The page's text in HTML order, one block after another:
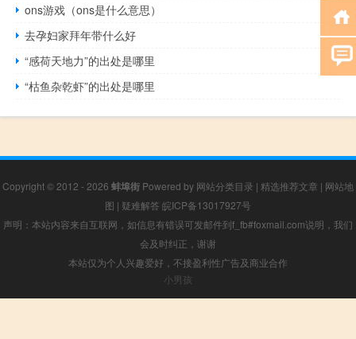
ons游戏（ons是什么意思）
去孕妇家拜年带什么好
“感荷天地力”的出处是哪里
“枯鱼杂乾虾”的出处是哪里
Copyright © 2012 - 2026 蚌埠街 Powered by 网站分类目录 | 精选推荐文章 | 网站地
图 | 疑难解答 皖ICP备13017927号
声明：本站内容来自互联网，如信息有错误可发邮件到f_fb#foxmail.com说明，我们
会及时纠正，谢谢
本站仅为个人兴趣爱好，不接盈利性广告及商业合作
小男孩